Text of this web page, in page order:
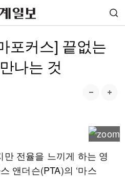
포커스] 끝없는
나는 것
전율을 느끼게 하는 영
앤더슨(PTA)의 ‘마스